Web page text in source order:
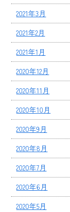
2021年3月
2021年2月
2021年1月
2020年12月
2020年11月
2020年10月
2020年9月
2020年8月
2020年7月
2020年6月
2020年5月